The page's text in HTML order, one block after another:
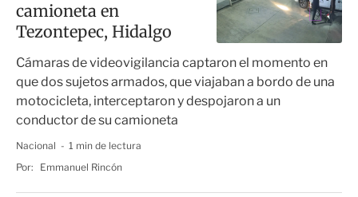
camioneta en
Tezontepec, Hidalgo
Cámaras de videovigilancia captaron el momento en
que dos sujetos armados, que viajaban a bordo de una
motocicleta, interceptaron y despojaron a un
conductor de su camioneta
Nacional
1 min de lectura
Por:
Emmanuel Rincón